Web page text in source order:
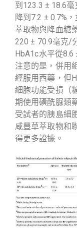
到123.3 ± 18.6
降到7.2 ± 0.7%
萃取物與降血糖
220 ± 70.9毫克/
HbA1c水平從8.6
注意的是，併用
經服用西藥，但
細胞功能受損（
期使用磺酰脲類
受試者的胰島細
咸豐草萃取物和
得更多證據。